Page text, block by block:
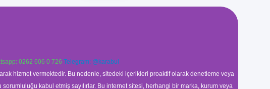
0262 606 0 726 Telegram: @karabul
hizmet vermektedir. Bu nedenle, sitedeki içerikleri proaktif olarak denetleme veya
kabul etmiş sayılırlar. Bu internet sitesi, herhangi bir marka, kurum veya